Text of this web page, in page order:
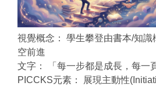
視覺概念： 學生攀登由書本/知識
空前進
文字： 「每一步都是成長，每一
PICCKS元素： 展現主動性